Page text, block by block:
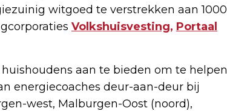
witgoed te verstrekken aan 1000
Volkshuisvesting, Portaal
aan te bieden om te helpen
energiecoaches deur-aan-deur bij
west, Malburgen-Oost (noord),